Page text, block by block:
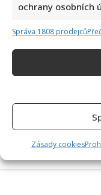
ochrany osobních
Správa 1808 prodejců
Zásady cookies
Kvíz pro milovníky
odhalí, kdo patří
Petr Fiala poslal
manželkou potěšila